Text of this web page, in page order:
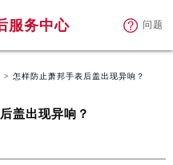
服务中心 问题
> 怎样防止萧邦手表后盖出现异响？
盖出现异响？